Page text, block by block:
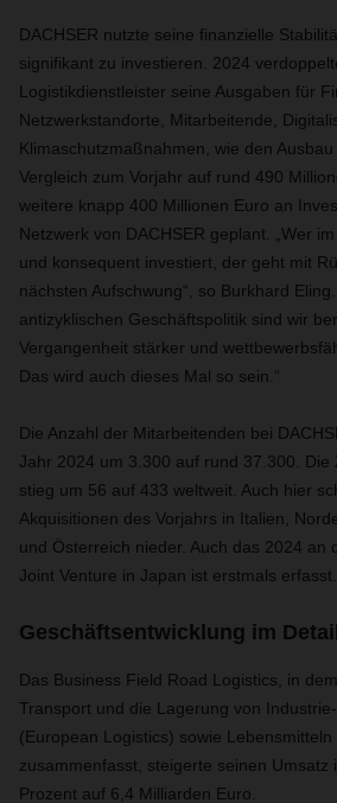
DACHSER nutzte seine finanzielle
signifikant zu investieren. 2024
Logistikdienstleister seine Ausgaben für
Netzwerkstandorte, Mitarbeitende,
Klimaschutzmaßnahmen, wie den
Vergleich zum Vorjahr auf rund 490
weitere knapp 400 Millionen Euro an
Netzwerk von DACHSER geplant. „Wer
und konsequent investiert, der geht mit
nächsten Aufschwung“, so Burkhard
antizyklischen Geschäftspolitik sind wir
Vergangenheit stärker und
Das wird auch dieses Mal so sein.“
Die Anzahl der Mitarbeitenden bei
Jahr 2024 um 3.300 auf rund 37.300. Die
stieg um 56 auf 433 weltweit. Auch hier
Akquisitionen des Vorjahrs in Italien,
und Österreich nieder. Auch das 2024 an
Joint Venture in Japan ist erstmals erfasst.
Geschäftsentwicklung im Detail
Das Business Field Road Logistics, in
Transport und die Lagerung von
(European Logistics) sowie
zusammenfasst, steigerte seinen Umsatz
Prozent auf 6,4 Milliarden Euro.